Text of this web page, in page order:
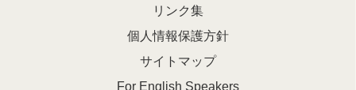
リンク集
個人情報保護方針
サイトマップ
For English Speakers